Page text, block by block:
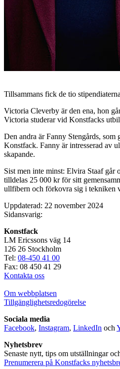
Tillsammans fick de tio
Victoria Cleverby är den ena, hon
Victoria studerar vid Konstfacks
Den andra är Fanny Stengårds,
Konstfack. Fanny är intresserad av
skapande.
Sist men inte minst: Elvira Staaf
tilldelas 25 000 kr för sitt
ullfibern och förkovra sig i tekniken
Uppdaterad: 22 november 2024
Sidansvarig:
Konstfack
LM Ericssons väg 14
126 26 Stockholm
Tel: 08-450 41 00
Fax: 08 450 41 29
Kontakta oss
Om webbplatsen
Tillgänglighetsredogörelse
Sociala media
Facebook, Instagram, LinkedIn och
Nyhetsbrev
Senaste nytt, tips om utställningar
Prenumerera på Konstfacks